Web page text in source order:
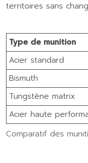
territoires sans
Comparatif des
Type de munition
Acier standard
Bismuth
Tungstène matrix
Acier haute